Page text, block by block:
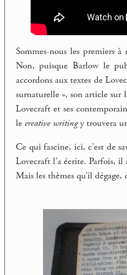
Sommes-nous les premiers
Non, puisque Barlow le
accordons aux textes de
surnaturelle », son article sur
Lovecraft et ses
le creative writingy trouvera
Ce qui fascine, ici, c’est de
Lovecraft l’a écrite. Parfois, il
Mais les thèmes qu’il